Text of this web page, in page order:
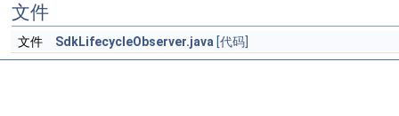
文件
文件 SdkLifecycleObserver.java [代码]